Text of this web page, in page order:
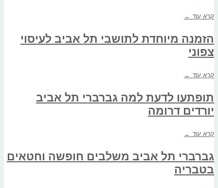
קרא עוד ←
הזמנה מיוחדת לתושבי תל אביב לעיסוי
צפוני
קרא עוד ←
תופתעו לדעת למה גברברי תל אביב
יורדים דרומה
קרא עוד ←
גברברי תל אביב משלבים חופשה וחטאים
בטבריה